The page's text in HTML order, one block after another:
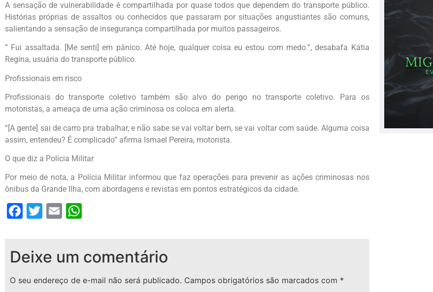
A sensação de vulnerabilidade é compartilhada por quase todos que dependem do transporte público.
Histórias próprias de assaltos ou conhecidos que passaram por situações angustiantes são comuns,
salientando a sensação de insegurança compartilhada por muitos passageiros.
” Fui assaltada. [Me senti] em pânico. Até hoje, qualquer coisa eu estou com medo.”, desabafa Kátia
Regina, usuária do transporte público.
Profissionais em risco
Profissionais do transporte coletivo também são alvo do perigo no transporte coletivo. Para os
motoristas, a ameaça de uma ação criminosa os coloca em alerta.
“[A gente] sai de carro pra trabalhar, e não sabe se vai voltar bem, se vai voltar com saúde. Alguma coisa
assim, entendeu? É complicado” afirma Ismael Pereira, motorista.
O que diz a Polícia Militar
Por meio de nota, a Polícia Militar informou que faz operações para prevenir as ações criminosas nos
ônibus da Grande Ilha, com abordagens e revistas em pontos estratégicos da cidade.
Facebook
Twitter
Email
Deixe um comentário
O seu endereço de e-mail não será publicado. Campos obrigatórios são marcados com *